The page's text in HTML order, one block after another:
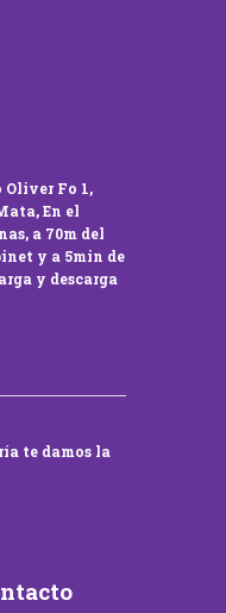
Oliver Fo 1,
En el
a 70m del
y a 5min de
y descarga
te damos la